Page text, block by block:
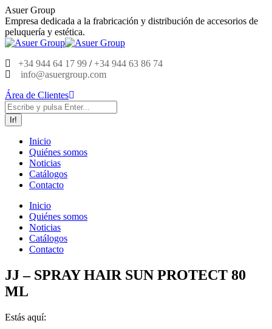
Saltar
al
contenido
Asuer Group
Empresa dedicada a la frabricación y distribución de accesorios de
peluquería y estética.
+34 944 64 17 99 /+34 944 63 86 74
info@asuergroup.com
Área de Clientes
Buscar:
Inicio
Quiénes somos
Noticias
Catálogos
Contacto
Inicio
Quiénes somos
Noticias
Catálogos
Contacto
JJ – SPRAY HAIR SUN PROTECT 80
ML
Estás aquí: